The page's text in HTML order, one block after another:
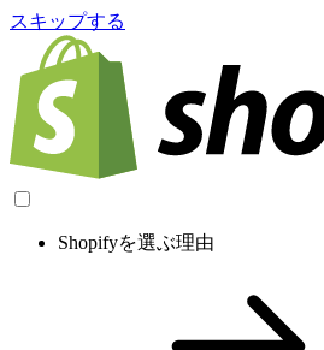
スキップする
Shopifyを選ぶ理由